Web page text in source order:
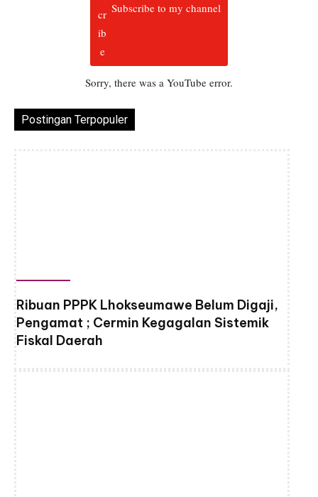
Subscribe to my channel
Sorry, there was a YouTube error.
Postingan Terpopuler
Ribuan PPPK Lhokseumawe Belum Digaji,
Pengamat ; Cermin Kegagalan Sistemik
Fiskal Daerah